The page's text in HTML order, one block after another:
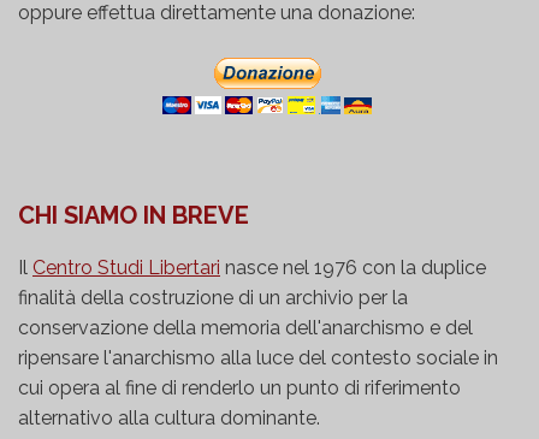
oppure effettua direttamente una donazione:
CHI SIAMO IN BREVE
Il Centro Studi Libertari nasce nel 1976 con la duplice
finalità della costruzione di un archivio per la
conservazione della memoria dell'anarchismo e del
ripensare l'anarchismo alla luce del contesto sociale in
cui opera al fine di renderlo un punto di riferimento
alternativo alla cultura dominante.